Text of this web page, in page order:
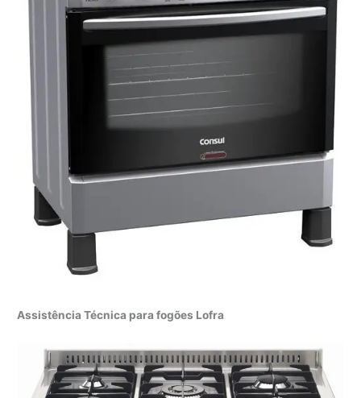
Assistência Técnica para fogões Lofra